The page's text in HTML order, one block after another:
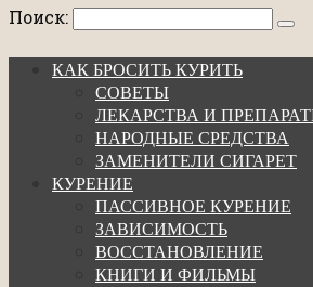
Поиск:
КАК БРОСИТЬ КУРИТЬ
СОВЕТЫ
ЛЕКАРСТВА И
НАРОДНЫЕ СРЕДСТВА
ЗАМЕНИТЕЛИ СИГАРЕТ
КУРЕНИЕ
ПАССИВНОЕ КУРЕНИЕ
ЗАВИСИМОСТЬ
ВОССТАНОВЛЕНИЕ
КНИГИ И ФИЛЬМЫ